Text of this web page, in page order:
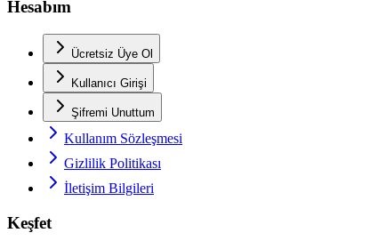
Hesabım
Ücretsiz Üye Ol
Kullanıcı Girişi
Şifremi Unuttum
Kullanım Sözleşmesi
Gizlilik Politikası
İletişim Bilgileri
Keşfet